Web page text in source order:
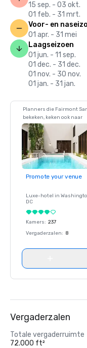
15 sep. - 03 okt.
01 feb. - 31 mrt.
Voor- en
01 apr. - 31 mei
Laagseizoen
01 jun. - 11 sep.
01 dec. - 31 dec.
01 nov. - 30 nov.
01 jan. - 31 jan.
Planners die Fairmont
bekeken, keken ook naar
Promote your venue
Luxe-hotel in
DC
Kamers: 237
Vergaderzalen: 8
Vergaderzalen
Totale vergaderruimte
72.000 ft²